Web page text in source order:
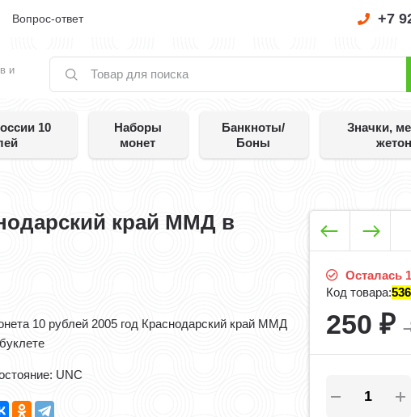
Вопрос-ответ +7
и
10
Наборы
монет
Банкноты/
Боны
Значки,
край ММД в
10 рублей 2005 год Краснодарский край ММД
UNC
Осталась
Код товара:
250 ₽